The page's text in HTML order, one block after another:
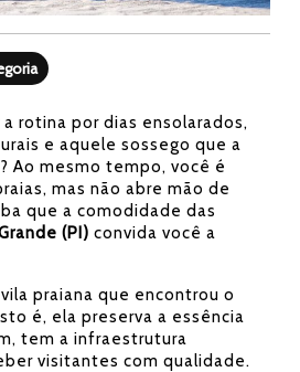
rotina por dias ensolarados,
e aquele sossego que a
Ao mesmo tempo, você é
mas não abre mão de
que a comodidade das
(PI) convida você a
praiana que encontrou o
é, ela preserva a essência
tem a infraestrutura
visitantes com qualidade.